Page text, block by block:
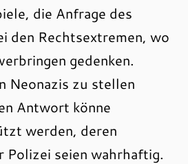
die Anfrage des
den Rechtsextremen, wo
gedenken.
Neonazis zu stellen
Antwort könne
werden, deren
Polizei seien wahrhaftig.